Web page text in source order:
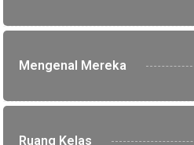
Mengenal Mereka
Ruang Kelas